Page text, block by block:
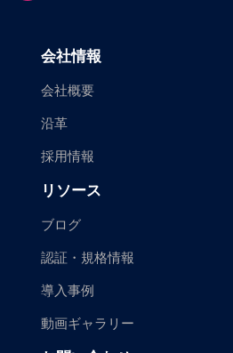
会社情報
会社概要
沿革
採用情報
リソース
ブログ
認証・規格情報
導入事例
動画ギャラリー